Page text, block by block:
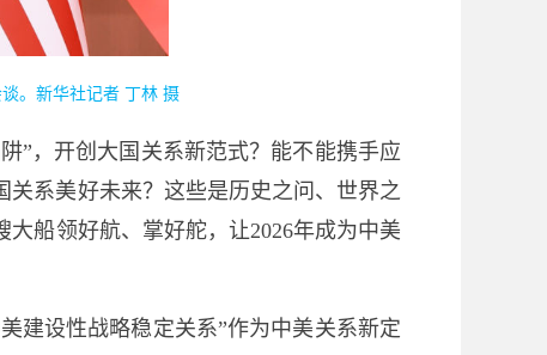
。新华社记者 丁林 摄
”，开创大国关系新范式？能不能携手应
系美好未来？这些是历史之问、世界之
船领好航、掌好舵，让2026年成为中美
建设性战略稳定关系”作为中美关系新定